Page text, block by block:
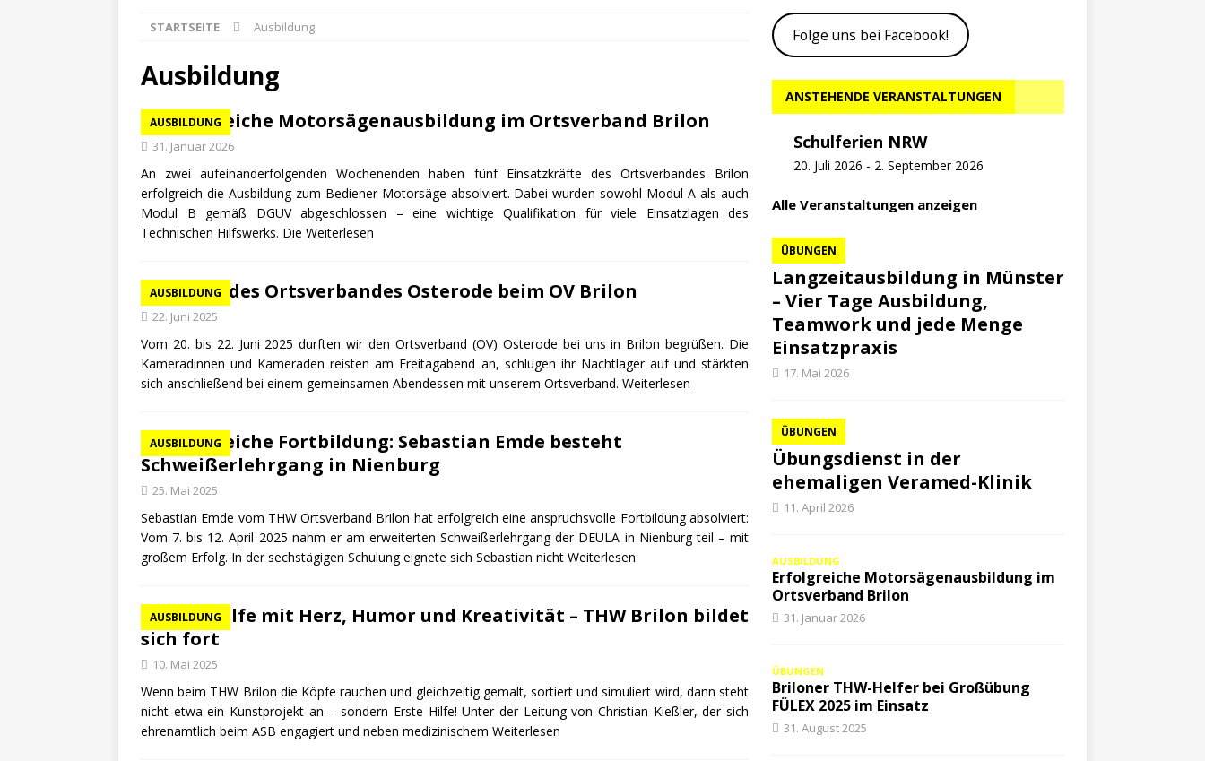
STARTSEITE Ausbildung
Ausbildung
AUSBILDUNG
Erfolgreiche Motorsägenausbildung im Ortsverband Brilon
31. Januar 2026
An zwei aufeinanderfolgenden Wochenenden haben fünf Einsatzkräfte des Ortsverbandes Brilon
erfolgreich die Ausbildung zum Bediener Motorsäge absolviert. Dabei wurden sowohl Modul A als auch
Modul B gemäß DGUV abgeschlossen – eine wichtige Qualifikation für viele Einsatzlagen des
Technischen Hilfswerks. Die Weiterlesen
AUSBILDUNG
Besuch des Ortsverbandes Osterode beim OV Brilon
22. Juni 2025
Vom 20. bis 22. Juni 2025 durften wir den Ortsverband (OV) Osterode bei uns in Brilon begrüßen. Die
Kameradinnen und Kameraden reisten am Freitagabend an, schlugen ihr Nachtlager auf und stärkten
sich anschließend bei einem gemeinsamen Abendessen mit unserem Ortsverband. Weiterlesen
AUSBILDUNG
Erfolgreiche Fortbildung: Sebastian Emde besteht
Schweißerlehrgang in Nienburg
25. Mai 2025
Sebastian Emde vom THW Ortsverband Brilon hat erfolgreich eine anspruchsvolle Fortbildung absolviert:
Vom 7. bis 12. April 2025 nahm er am erweiterten Schweißerlehrgang der DEULA in Nienburg teil – mit
großem Erfolg. In der sechstägigen Schulung eignete sich Sebastian nicht Weiterlesen
AUSBILDUNG
Erste Hilfe mit Herz, Humor und Kreativität – THW Brilon bildet
sich fort
10. Mai 2025
Wenn beim THW Brilon die Köpfe rauchen und gleichzeitig gemalt, sortiert und simuliert wird, dann steht
nicht etwa ein Kunstprojekt an – sondern Erste Hilfe! Unter der Leitung von Christian Kießler, der sich
ehrenamtlich beim ASB engagiert und neben medizinischem Weiterlesen
Folge uns bei Facebook!
ANSTEHENDE VERANSTALTUNGEN
Schulferien NRW
20. Juli 2026 - 2. September 2026
Alle Veranstaltungen anzeigen
Langzeitausbildung in Münster
– Vier Tage Ausbildung,
Teamwork und jede Menge
Einsatzpraxis
ÜBUNGEN
17. Mai 2026
Übungsdienst in der
ehemaligen Veramed-Klinik
ÜBUNGEN
11. April 2026
AUSBILDUNG
Erfolgreiche Motorsägenausbildung im
Ortsverband Brilon
31. Januar 2026
ÜBUNGEN
Briloner THW-Helfer bei Großübung
FÜLEX 2025 im Einsatz
31. August 2025